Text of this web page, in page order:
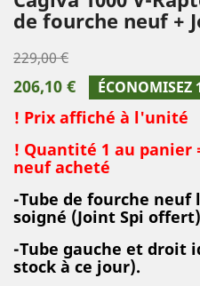
de fourche neuf +
229,00 €
206,10 € ÉCONOMISEZ
! Prix affiché à l'unité
! Quantité 1 au panier
neuf acheté
-Tube de fourche neuf
soigné (Joint Spi offert)
-Tube gauche et droit
stock à ce jour).